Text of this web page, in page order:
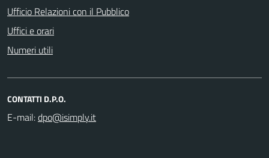
Ufficio Relazioni con il Pubblico
Uffici e orari
Numeri utili
CONTATTI D.P.O.
E-mail: